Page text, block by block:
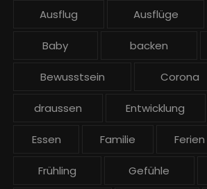
Ausflug Ausflüge
Baby backen
Bewusstsein Corona
draussen Entwicklung
Essen Familie Ferien
Frühling Gefühle